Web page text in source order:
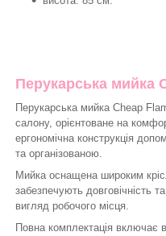
Перукарська мийка
Перукарська мийка Cheap
салону, орієнтоване на
ергономічна конструкція
та організованою.
Мийка оснащена широким
забезпечують довговічність
вигляд робочого місця.
Повна комплектація включає